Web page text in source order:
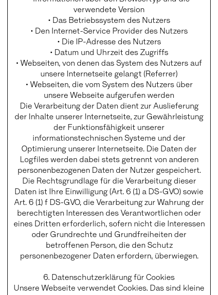
verwendete Version
• Das Betriebssystem des Nutzers
• Den Internet-Service Provider des Nutzers
• Die IP-Adresse des Nutzers
• Datum und Uhrzeit des Zugriffs
• Webseiten, von denen das System des Nutzers auf
unsere Internetseite gelangt (Referrer)
• Webseiten, die vom System des Nutzers über
unsere Webseite aufgerufen werden
Die Verarbeitung der Daten dient zur Auslieferung
der Inhalte unserer Internetseite, zur Gewährleistung
der Funktionsfähigkeit unserer
informationstechnischen Systeme und der
Optimierung unserer Internetseite. Die Daten der
Logfiles werden dabei stets getrennt von anderen
personenbezogenen Daten der Nutzer gespeichert.
Die Rechtsgrundlage für die Verarbeitung dieser
Daten ist Ihre Einwilligung (Art. 6 (1) a DS-GVO) sowie
Art. 6 (1) f DS-GVO, die Verarbeitung zur Wahrung der
berechtigten Interessen des Verantwortlichen oder
eines Dritten erforderlich, sofern nicht die Interessen
oder Grundrechte und Grundfreiheiten der
betroffenen Person, die den Schutz
personenbezogener Daten erfordern, überwiegen.
6. Datenschutzerklärung für Cookies
Unsere Webseite verwendet Cookies. Das sind kleine